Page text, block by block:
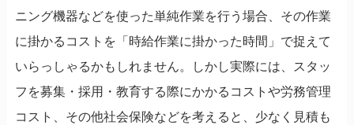
ニング機器などを使った単純作業を行う場合、その作業
に掛かるコストを「時給作業に掛かった時間」で捉えて
いらっしゃるかもしれません。しかし実際には、スタッ
フを募集・採用・教育する際にかかるコストや労務管理
コスト、その他社会保険などを考えると、少なく見積も